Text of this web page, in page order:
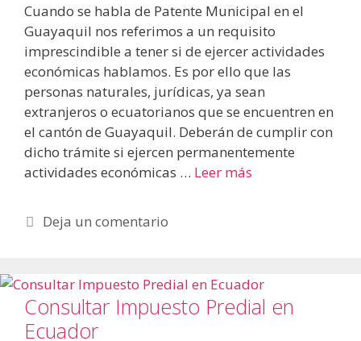
Cuando se habla de Patente Municipal en el
Guayaquil nos referimos a un requisito
imprescindible a tener si de ejercer actividades
económicas hablamos. Es por ello que las
personas naturales, jurídicas, ya sean
extranjeros o ecuatorianos que se encuentren en
el cantón de Guayaquil. Deberán de cumplir con
dicho trámite si ejercen permanentemente
actividades económicas … Leer más
Deja un comentario
Consultar Impuesto Predial en
Ecuador